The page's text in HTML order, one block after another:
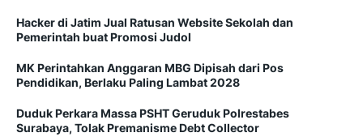
Hacker di Jatim Jual Ratusan Website Sekolah dan
Pemerintah buat Promosi Judol
MK Perintahkan Anggaran MBG Dipisah dari Pos
Pendidikan, Berlaku Paling Lambat 2028
Duduk Perkara Massa PSHT Geruduk Polrestabes
Surabaya, Tolak Premanisme Debt Collector